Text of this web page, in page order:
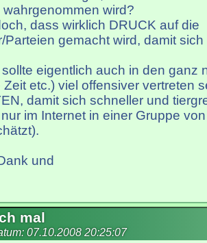
wird?
dass wirklich DRUCK auf die
Parteien gemacht wird, damit
eigentlich auch in den ganz
Zeit etc.) viel offensiver vertreten
damit sich schneller und
im Internet in einer Gruppe
und
mal
07.10.2008 20:25:07